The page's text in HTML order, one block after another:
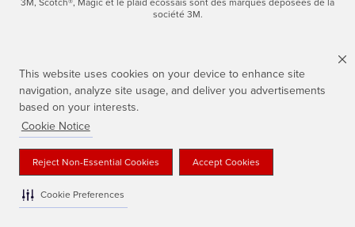
This website uses cookies on your device to enhance site
navigation, analyze site usage, and deliver you advertisements
based on your interests.
Cookie Notice
Reject Non-Essential Cookies Accept Cookies
Cookie Preferences
3M, Scotch®, Magic et le plaid écossais sont des marques déposées de la
société 3M.